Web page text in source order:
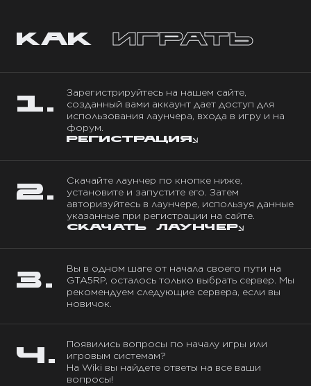
Какиграть
1.
Зарегистрируйтесь на нашем сайте,
созданный вами аккаунт дает доступ для
использования лаунчера, входа в игру и на
форум.
РЕГИСТРАЦИЯ
2.
Скачайте лаунчер по кнопке ниже,
установите и запустите его. Затем
авторизуйтесь в лаунчере, используя данные
указанные при регистрации на сайте.
Скачать лаунчер
3.
Вы в одном шаге от начала своего пути на
GTA5RP, осталось только выбрать сервер. Мы
рекомендуем следующие сервера, если вы
новичок.
4.
Появились вопросы по началу игры или
игровым системам?
На Wiki вы найдете ответы на все ваши
вопросы!